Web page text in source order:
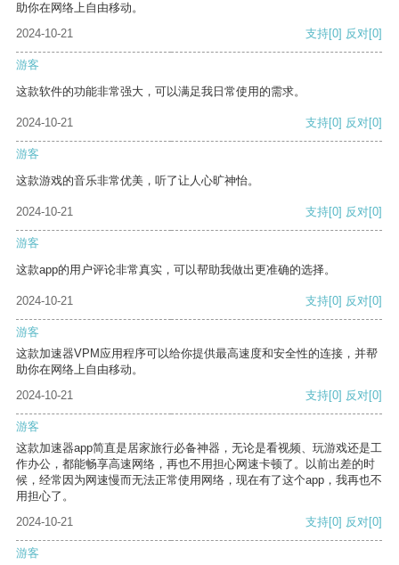
助你在网络上自由移动。
2024-10-21
支持[0] 反对[0]
游客
这款软件的功能非常强大，可以满足我日常使用的需求。
2024-10-21 支持[0] 反对[0]
游客
这款游戏的音乐非常优美，听了让人心旷神怡。
2024-10-21 支持[0] 反对[0]
游客
这款app的用户评论非常真实，可以帮助我做出更准确的选择。
2024-10-21 支持[0] 反对[0]
游客
这款加速器VPM应用程序可以给你提供最高速度和安全性的连接，并帮
助你在网络上自由移动。
2024-10-21
支持[0] 反对[0]
游客
这款加速器app简直是居家旅行必备神器，无论是看视频、玩游戏还是工
作办公，都能畅享高速网络，再也不用担心网速卡顿了。以前出差的时
候，经常因为网速慢而无法正常使用网络，现在有了这个app，我再也不
用担心了。
2024-10-21
支持[0] 反对[0]
游客